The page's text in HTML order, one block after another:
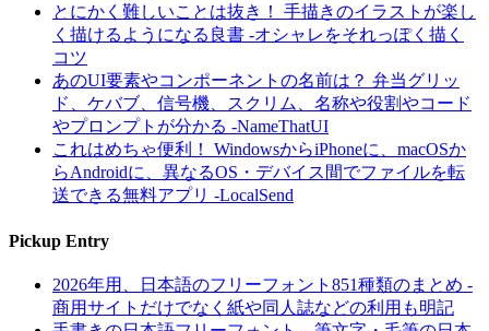
とにかく難しいことは抜き！ 手描きのイラストが楽し
く描けるようになる良書 -オシャレをそれっぽく描く
コツ
あのUI要素やコンポーネントの名前は？ 弁当グリッ
ド、ケバブ、信号機、スクリム、名称や役割やコード
やプロンプトが分かる -NameThatUI
これはめちゃ便利！ WindowsからiPhoneに、macOSか
らAndroidに、異なるOS・デバイス間でファイルを転
送できる無料アプリ -LocalSend
Pickup Entry
2026年用、日本語のフリーフォント851種類のまとめ -
商用サイトだけでなく紙や同人誌などの利用も明記